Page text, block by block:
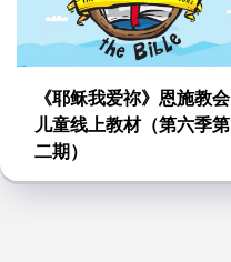
《耶稣我爱祢》恩施教会
儿童线上教材（第六季第
二期）